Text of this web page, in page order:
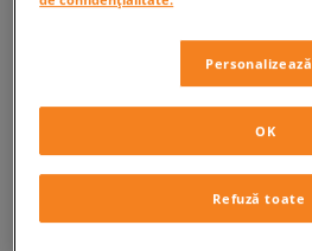
oferta brandului. Designul mereu de
încălțămintei cu pernă de gaz. Unele
deosebite și-au câștigat statutul de
numără și colecția Nike Air Max 90 pentru
Tehnologia de amortizare
încălțăminte,
provenită de la zeița grecească a
Personalizează
Refuză toate
OK